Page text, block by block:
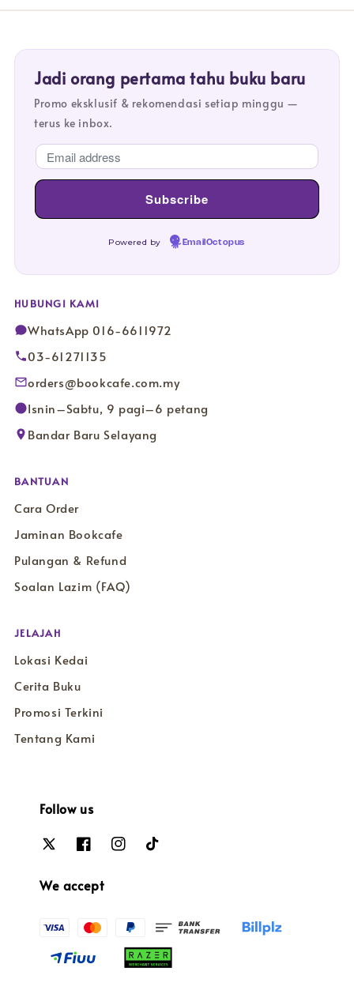
Jadi orang pertama tahu buku baru
Promo eksklusif & rekomendasi setiap minggu —
terus ke inbox.
Powered by EmailOctopus
HUBUNGI KAMI
WhatsApp 016-6611972
03-61271135
orders@bookcafe.com.my
Isnin–Sabtu, 9 pagi–6 petang
Bandar Baru Selayang
BANTUAN
Cara Order
Jaminan Bookcafe
Pulangan & Refund
Soalan Lazim (FAQ)
JELAJAH
Lokasi Kedai
Cerita Buku
Promosi Terkini
Tentang Kami
Follow us
We accept